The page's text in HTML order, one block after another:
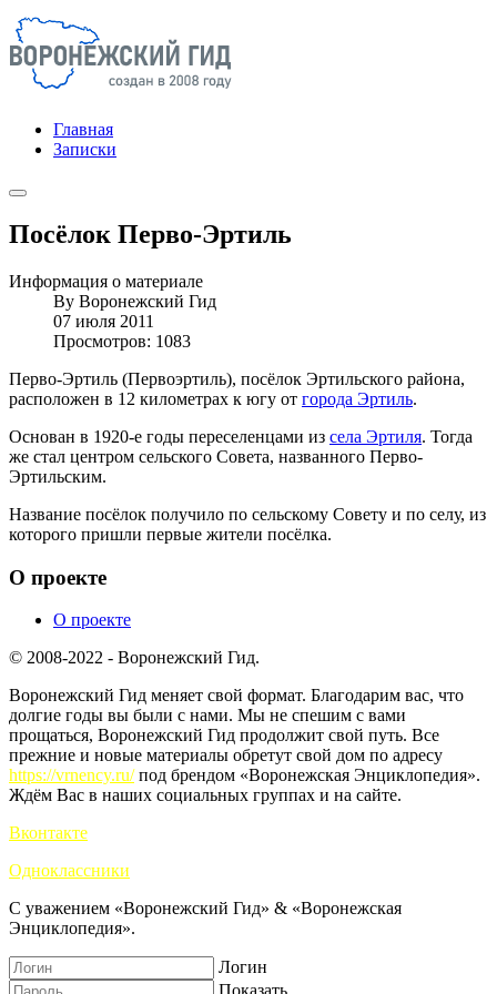
Главная
Записки
Посёлок Перво-Эртиль
Информация о материале
By Воронежский Гид
07 июля 2011
Просмотров: 1083
Перво-Эртиль (Первоэртиль), посёлок Эртильского района,
расположен в 12 километрах к югу от города Эртиль.
Основан в 1920-е годы переселенцами из села Эртиля. Тогда
же стал центром сельского Совета, названного Перво-
Эртильским.
Название посёлок получило по сельскому Совету и по селу, из
которого пришли первые жители посёлка.
О проекте
О проекте
© 2008-2022 - Воронежский Гид.
Воронежский Гид меняет свой формат. Благодарим вас, что
долгие годы вы были с нами. Мы не спешим с вами
прощаться, Воронежский Гид продолжит свой путь. Все
прежние и новые материалы обретут свой дом по адресу
https://vrnency.ru/под брендом «Воронежская Энциклопедия».
Ждём Вас в наших социальных группах и на сайте.
Вконтакте
Одноклассники
С уважением «Воронежский Гид» & «Воронежская
Энциклопедия».
Логин